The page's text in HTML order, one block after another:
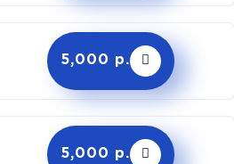
5,000 р.
5,000 р.